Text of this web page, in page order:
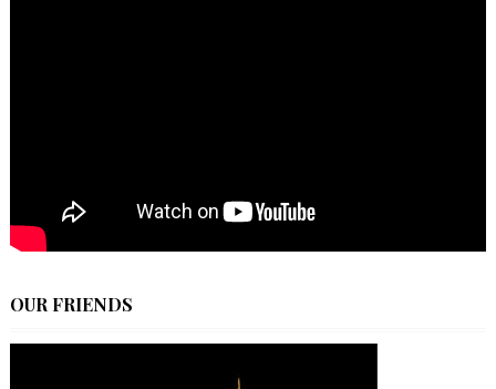
OUR FRIENDS